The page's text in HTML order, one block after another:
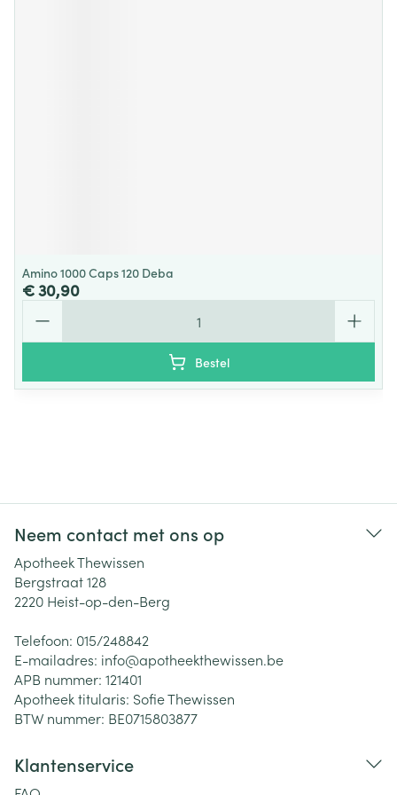
Amino 1000 Caps 120 Deba
€ 30,90
Bestel
Neem contact met ons op
Apotheek Thewissen
Bergstraat 128
2220 Heist-op-den-Berg
Telefoon: 015/248842
E-mailadres: info@apotheekthewissen.be
APB nummer: 121401
Apotheek titularis: Sofie Thewissen
BTW nummer: BE0715803877
Klantenservice